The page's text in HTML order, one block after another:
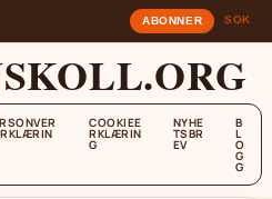
ABONNER SOK
COOKIEE
RKLÆRIN
G
NYHE
TSBR
EV
B
L
O
G
G